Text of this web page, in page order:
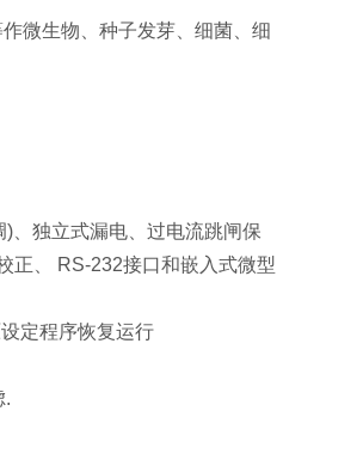
微生物、种子发芽、细菌、细
、独立式漏电、过电流跳闸保
正、 RS-232接口和嵌入式微型
定程序恢复运行
.